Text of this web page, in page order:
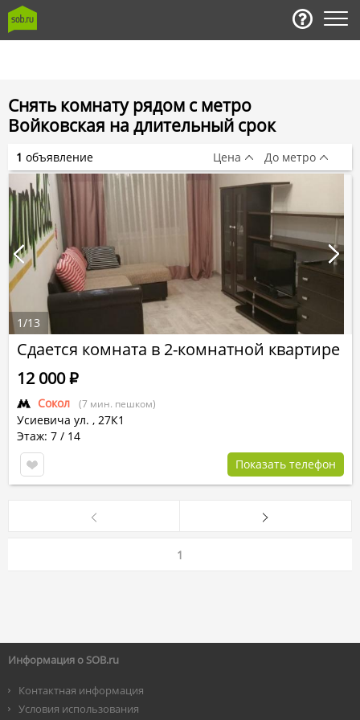
Снять комнату рядом с метро
Войковская на длительный срок
Сдается комната в 2-комнатной квартире
Сокол (7 мин. пешком)
Усиевича ул. , 27К1
Этаж: 7 / 14
12 000Р
Показать телефон
1/13
1 объявление Цена До метро
1
Информация о SOB.ru
Контактная информация
Условия использования